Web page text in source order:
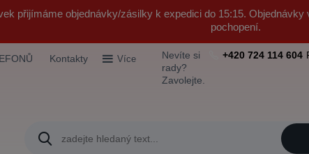
přijímáme objednávky/zásilky k expedici do 15:15.
pochopení.
Kontakty Více
Nevíte si
rady?
Zavolejte.
+420 724 114 604